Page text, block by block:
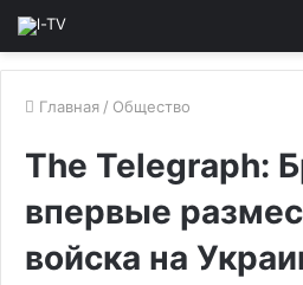
Главная / Общество
The Telegraph:
впервые
войска на